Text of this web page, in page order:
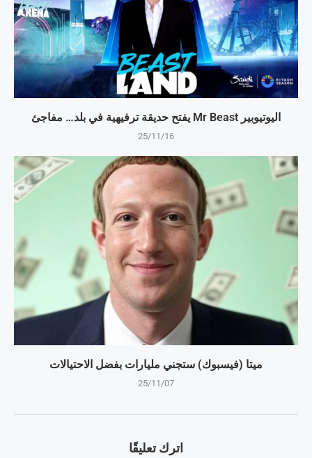
اليوتيوبير Mr Beast يفتح حديقة ترفيهية في بلد… مفاجئ
25/11/16
ميتا (فيسبوك) ستجني مليارات بفضل الاحتيالات
25/11/07
اترك تعليقًا